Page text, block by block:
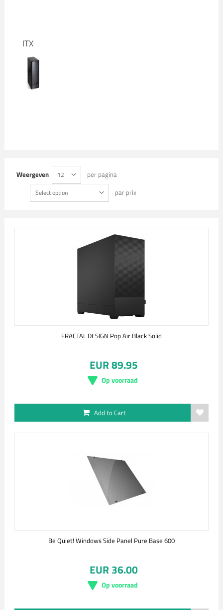
ITX
Weergeven 12 per pagina
Select option par prix
FRACTAL DESIGN Pop Air Black Solid
EUR 89.95
Op voorraad
Add to Cart
Be Quiet! Windows Side Panel Pure Base 600
EUR 36.00
Op voorraad